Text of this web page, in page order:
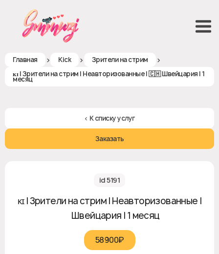
Главная > Kick > Зрители на стрим >
ᴋɪ | Зрители на стрим | Неавторизованные | 🇨🇭 Швейцария | 1
месяц
< К списку услуг
Заказать
id 5191
ᴋɪ | Зрители на стрим | Неавторизованные |
🇨🇭 Швейцария | 1 месяц
58900₽‎